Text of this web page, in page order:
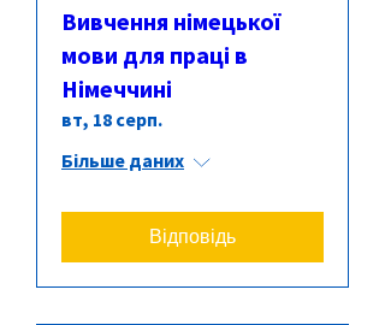
Вивчення німецької
мови для праці в
Німеччині
вт, 18 серп.
Більше даних
Відповідь